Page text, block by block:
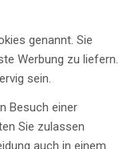
genannt. Sie
Werbung zu liefern.
sein.
Besuch einer
Sie zulassen
auch in einem